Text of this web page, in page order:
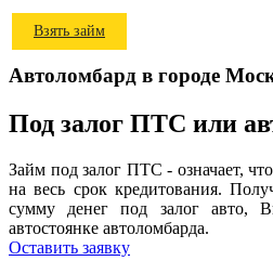
Взять займ
Автоломбард в городе
Под залог ПТС или
Займ под залог ПТС - означает,
на весь срок кредитования.
сумму денег под залог авто,
автостоянке автоломбарда.
Оставить заявку